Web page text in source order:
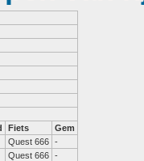
Fiets
Gem
Quest 666 -
Quest 666 -